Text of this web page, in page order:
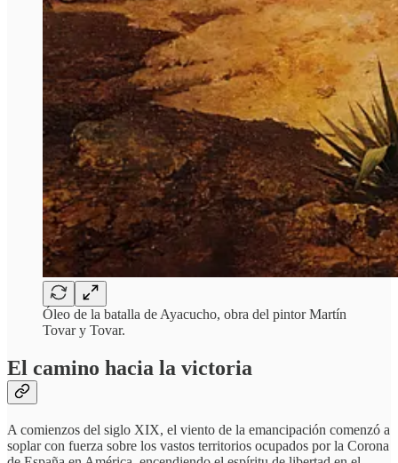
Óleo de la batalla de Ayacucho, obra del pintor Martín
Tovar y Tovar.
El camino hacia la victoria
A comienzos del siglo XIX, el viento de la emancipación comenzó a
soplar con fuerza sobre los vastos territorios ocupados por la Corona